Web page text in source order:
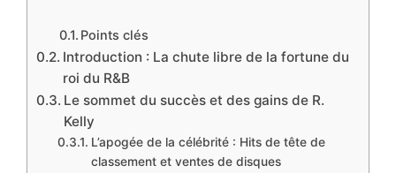
Points clés
Introduction : La chute libre de la fortune du
roi du R&B
Le sommet du succès et des gains de R.
Kelly
L’apogée de la célébrité : Hits de tête de
classement et ventes de disques